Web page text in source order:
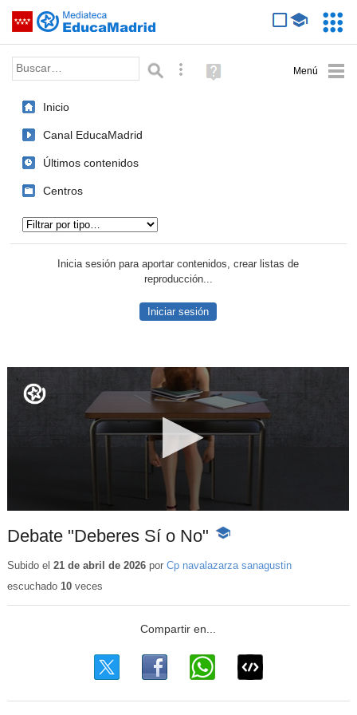
Saltar navegación
Palabra o frase: Búsqueda avanzada
Ayuda
(en
Inicio
Canal EducaMadrid
Últimos contenidos
Centros
Inicia sesión para aportar contenidos, crear listas de
reproducción...
Iniciar sesión
Debate "Deberes Sí o No"
-
educativo
Subido el 21 de abril de 2026por Cp navalazarza sanagustin
escuchado 10veces